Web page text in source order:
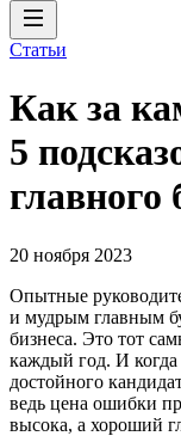
Статьи
Как за
5
главного
20 ноября 2023
Опытные
и мудрым главным
бизнеса. Это тот
каждый год. И когда
достойного
ведь цена ошибки
высока, а хороший